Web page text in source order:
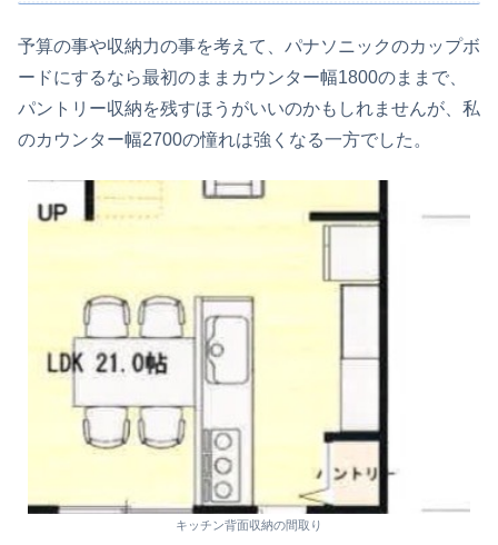
予算の事や収納力の事を考えて、パナソニックのカップボ
ードにするなら最初のままカウンター幅1800のままで、
パントリー収納を残すほうがいいのかもしれませんが、私
のカウンター幅2700の憧れは強くなる一方でした。
キッチン背面収納の間取り